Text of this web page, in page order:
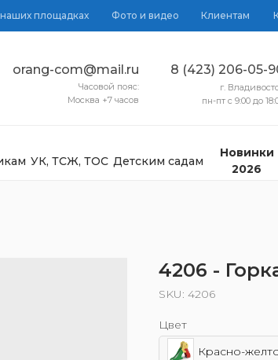
площадках Фото и видео Клиентам
8 (423) 206-05-
orang-com@mail.ru
г.
пн-пт с 9:00 до
Часовой пояс:
Москва +7 часов
УК, ТСЖ, ТОС Детским садам
Новинки
2026
4206 -
SKU: 4206
Цвет
Красно-